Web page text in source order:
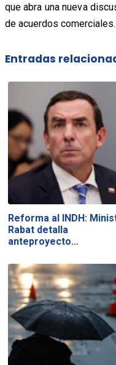
que abra una nueva
de acuerdos comerciales.
Entradas
Reforma al INDH:
Rabat detalla
anteproyecto…